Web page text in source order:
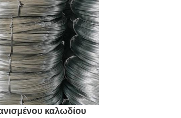
καλωδίου